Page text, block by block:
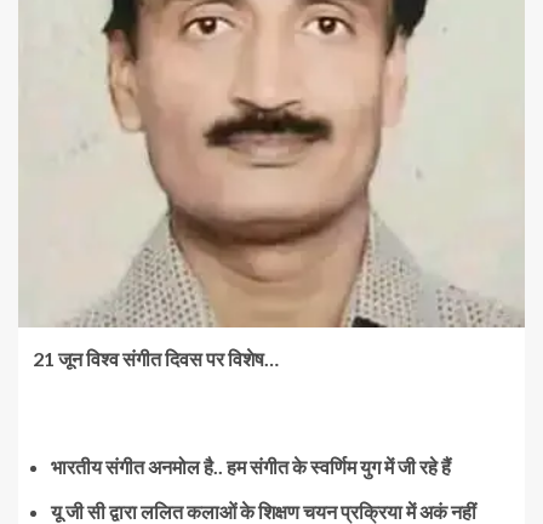
21 जून विश्व संगीत दिवस पर विशेष…
भारतीय संगीत अनमोल है.. हम संगीत के स्वर्णिम युग में जी रहे हैं
यू जी सी द्वारा ललित कलाओं के शिक्षण चयन प्रक्रिया में अकं नहीं